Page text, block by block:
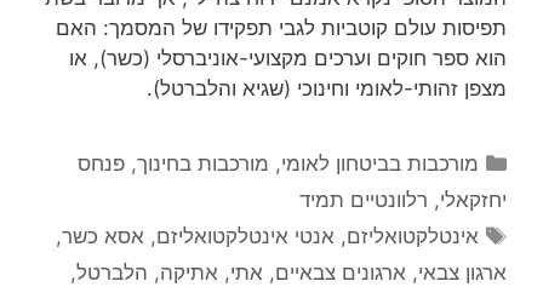
תפיסות עולם קוטביות לגבי תפקידו של המסמך: האם
הוא ספר חוקים וערכים מקצועי-אוניברסלי (כשר), או
מצפן זהותי-לאומי וחינוכי (שגיא והלברטל).
קטגוריות
מורכבות בביטחון לאומי, מורכבות בחינוך,פנחס
יחזקאלי, רלוונטיים תמיד
תגיות
אינטלקטואליזם, אנטי אינטלקטואליזם, אסא כשר,
ארגון צבאי, ארגונים צבאיים, אתי, אתיקה, הלברטל,